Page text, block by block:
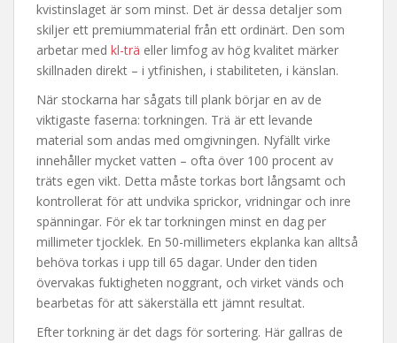
kvistinslaget är som minst. Det är dessa detaljer som
skiljer ett premiummaterial från ett ordinärt. Den som
arbetar med kl-trä eller limfog av hög kvalitet märker
skillnaden direkt – i ytfinishen, i stabiliteten, i känslan.
När stockarna har sågats till plank börjar en av de
viktigaste faserna: torkningen. Trä är ett levande
material som andas med omgivningen. Nyfällt virke
innehåller mycket vatten – ofta över 100 procent av
träts egen vikt. Detta måste torkas bort långsamt och
kontrollerat för att undvika sprickor, vridningar och inre
spänningar. För ek tar torkningen minst en dag per
millimeter tjocklek. En 50-millimeters ekplanka kan alltså
behöva torkas i upp till 65 dagar. Under den tiden
övervakas fuktigheten noggrant, och virket vänds och
bearbetas för att säkerställa ett jämnt resultat.
Efter torkning är det dags för sortering. Här gallras de